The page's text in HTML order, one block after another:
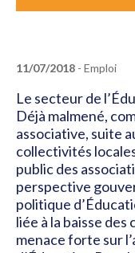
11/07/2018 - Emploi
Le secteur de
Déjà malmené,
associative, suite
collectivités
public des
perspective
politique
liée à la baisse
menace forte sur